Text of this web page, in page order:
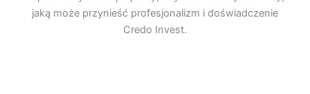
jaką może przynieść profesjonalizm i doświadczenie
Credo Invest.